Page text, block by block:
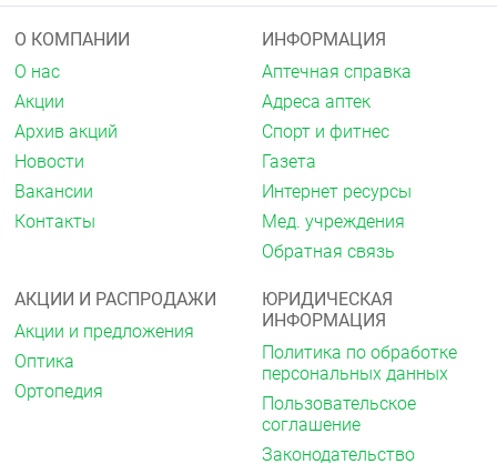
ацетилсалициловой кислоты или других НПВП
(в том числе в анамнезе).
Период после проведения операции
аортокоронарного шунтирования.
Эрозивно-язвенные изменения слизистой
оболочки желудка или двенадцатиперстной
кишки, активное желудочно-кишечное
кровотечение, цереброваскулярное или иное
кровотечение, в том числе внутричерепное
кровоизлияние или подозрение на него.
Гемофилия и другие нарушения
свёртываемости крови.
Воспалительные заболевания кишечника
обострения.
Сердечная недостаточность (II–IV
функциональный класс по классификации
NYHA).
Клинически подтверждённая ишемическая
болезнь сердца, заболевания периферических
артерий и цереброваскулярные заболевания в
О КОМПАНИИ
О нас
Акции
Архив акций
Новости
Вакансии
Контакты
ИНФОРМАЦИЯ
Аптечная справка
Адреса аптек
Спорт и фитнес
Газета
Интернет ресурсы
Мед. учреждения
Обратная связь
АКЦИИ И РАСПРОДАЖИ
Акции и предложения
Оптика
Ортопедия
ЮРИДИЧЕСКАЯ
ИНФОРМАЦИЯ
Политика по обработке
персональных данных
Пользовательское
соглашение
Законодательство